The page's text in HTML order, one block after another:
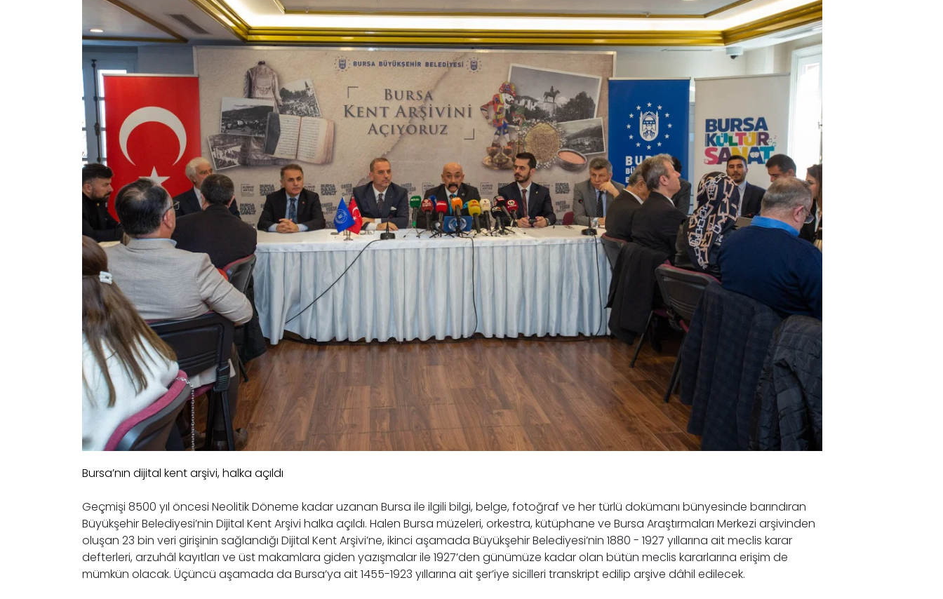
Bursa’nın dijital kent arşivi, halka açıldı
Geçmişi 8500 yıl öncesi Neolitik Döneme kadar uzanan Bursa ile ilgili bilgi, belge, fotoğraf ve her türlü dokümanı bünyesinde barındıran
Büyükşehir Belediyesi’nin Dijital Kent Arşivi halka açıldı. Halen Bursa müzeleri, orkestra, kütüphane ve Bursa Araştırmaları Merkezi arşivinden
oluşan 23 bin veri girişinin sağlandığı Dijital Kent Arşivi’ne, ikinci aşamada Büyükşehir Belediyesi’nin 1880 - 1927 yıllarına ait meclis karar
defterleri, arzuhâl kayıtları ve üst makamlara giden yazışmalar ile 1927’den günümüze kadar olan bütün meclis kararlarına erişim de
mümkün olacak. Üçüncü aşamada da Bursa’ya ait 1455-1923 yıllarına ait şer’iye sicilleri transkript edilip arşive dâhil edilecek.